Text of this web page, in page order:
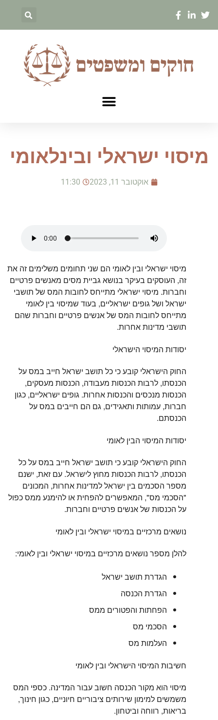
מיסוי ישראלי ובינלאומי
אוקטובר 11, 2023 11:30
מיסוי ישראלי ובין לאומי הם שני תחומים משלימים זה את
זה, העוסקים בעיקר בנושא גביית מסים מאנשים פרטיים
וחברות. מיסוי ישראלי מתייחס לחובות המס של תושבי
ישראל ושל גופים ישראליים, בעוד שמיסוי בין לאומי
מתייחס לחובות המס של אנשים פרטיים וחברות שהם
תושבי מדינות אחרות.
יסודות המיסוי הישראלי
החוק הישראלי קובע כי כל תושב ישראל חייב במס על
הכנסתו, לרבות הכנסות מעבודה, הכנסות מעסקים,
הכנסות מנכסים והכנסות אחרות. גופים ישראליים, כגון
חברות, עמותות ותאגידים, גם הם חייבים במס על
הכנסתם.
יסודות המיסוי הבין לאומי
החוק הישראלי קובע כי תושב ישראל חייב במס על כל
הכנסתו, לרבות הכנסות מחוץ לישראל. עם זאת, ישנם
מספר הסכמים בין ישראל למדינות אחרות, המכונים
"הסכמי מס", המאפשרים להפחית או להימנע ממס כפול
על הכנסות של אנשים פרטיים וחברות.
נושאים מרכזיים במיסוי ישראלי ובין לאומי
להלן מספר נושאים מרכזיים במיסוי ישראלי ובין לאומי:
הגדרת תושב ישראל
הגדרת הכנסה
הפחתות והפטורים ממס
הסכמי מס
העלמות מס
חשיבות המיסוי הישראלי ובין לאומי
מיסוי הוא מקור הכנסה חשוב עבור המדינה. כספי המס
משמשים למימון שירותים ציבוריים חיוניים, כגון חינוך,
בריאות, רווחה וביטחון.